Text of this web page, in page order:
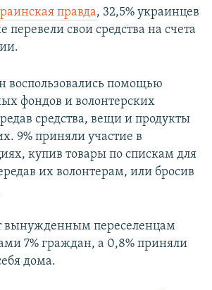
КРЫМА
RL
правда, 32,5% украинцев
перевели свои средства на счета
воспользовались помощью
фондов и волонтерских
средства, вещи и продукты
9% приняли участие в
купив товары по спискам для
их волонтерам, или бросив
вынужденным переселенцам
7% граждан, а 0,8% приняли
дома.